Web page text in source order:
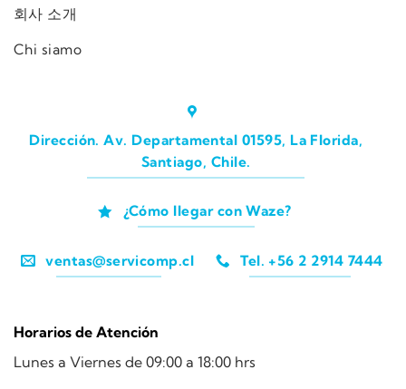
회사 소개
Chi siamo
Dirección. Av. Departamental 01595, La Florida,
Santiago, Chile.
¿Cómo llegar con Waze?
ventas@servicomp.cl Tel. +56 2 2914 7444
Horarios de Atención
Lunes a Viernes de 09:00 a 18:00 hrs